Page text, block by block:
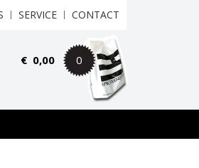
SERVICE CONTACT
€ 0,00 0